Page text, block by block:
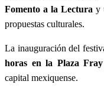
Fomento a la Lectura y
propuestas culturales.
La inauguración del
horas en la Plaza
capital mexiquense.